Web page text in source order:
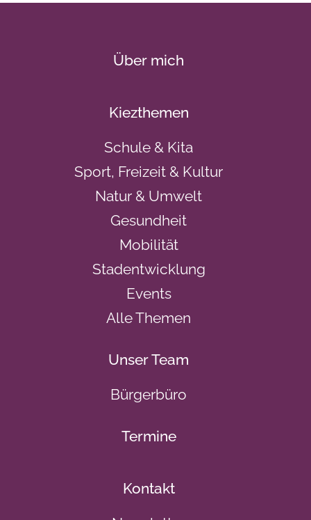
Über mich
Kiezthemen
Schule & Kita
Sport, Freizeit & Kultur
Natur & Umwelt
Gesundheit
Mobilität
Stadentwicklung
Events
Alle Themen
Unser Team
Bürgerbüro
Termine
Kontakt